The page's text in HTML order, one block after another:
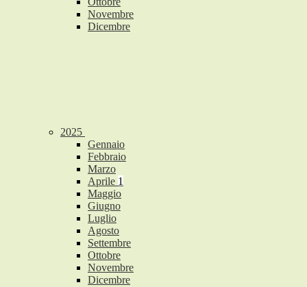
Novembre
Dicembre
2025
Gennaio
Febbraio
Marzo
Aprile 1
Maggio
Giugno
Luglio
Agosto
Settembre
Ottobre
Novembre
Dicembre